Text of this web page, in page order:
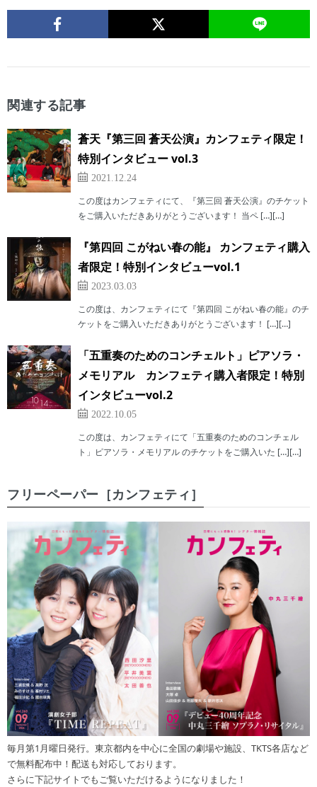
関連する記事
蒼天『第三回 蒼天公演』カンフェティ限定！
特別インタビュー vol.3
2021.12.24
この度はカンフェティにて、『第三回 蒼天公演』のチケット
をご購入いただきありがとうございます！ 当ペ […][…]
『第四回 こがねい春の能』 カンフェティ購入
者限定！特別インタビューvol.1
2023.03.03
この度は、カンフェティにて『第四回 こがねい春の能』のチ
ケットをご購入いただきありがとうございます！ […][…]
「五重奏のためのコンチェルト」ピアソラ・
メモリアル カンフェティ購入者限定！特別
インタビューvol.2
2022.10.05
この度は、カンフェティにて「五重奏のためのコンチェル
ト」ピアソラ・メモリアル のチケットをご購入いた […][…]
フリーペーパー［カンフェティ］
毎月第1月曜日発行。東京都内を中心に全国の劇場や施設、TKTS各店など
で無料配布中！配送も対応しております。
さらに下記サイトでもご覧いただけるようになりました！